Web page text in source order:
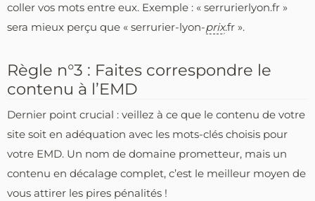
coller vos mots entre eux. Exemple : « serrurierlyon.fr »
sera mieux perçu que « serrurier-lyon-prix.fr ».
Règle n°3 : Faites correspondre le
contenu à l’EMD
Dernier point crucial : veillez à ce que le contenu de votre
site soit en adéquation avec les mots-clés choisis pour
votre EMD. Un nom de domaine prometteur, mais un
contenu en décalage complet, c’est le meilleur moyen de
vous attirer les pires pénalités !